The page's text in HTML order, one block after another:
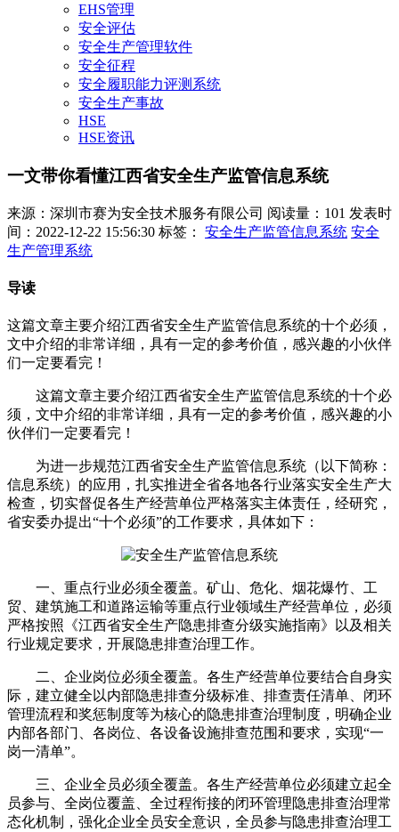
EHS管理
安全评估
安全生产管理软件
安全征程
安全履职能力评测系统
安全生产事故
HSE
HSE资讯
一文带你看懂江西省安全生产监管信息系统
来源：深圳市赛为安全技术服务有限公司 阅读量：101 发表时
间：2022-12-22 15:56:30 标签： 安全生产监管信息系统 安全
生产管理系统
导读
这篇文章主要介绍江西省安全生产监管信息系统的十个必须，
文中介绍的非常详细，具有一定的参考价值，感兴趣的小伙伴
们一定要看完！
这篇文章主要介绍江西省安全生产监管信息系统的十个必
须，文中介绍的非常详细，具有一定的参考价值，感兴趣的小
伙伴们一定要看完！
为进一步规范江西省安全生产监管信息系统（以下简称：
信息系统）的应用，扎实推进全省各地各行业落实安全生产大
检查，切实督促各生产经营单位严格落实主体责任，经研究，
省安委办提出“十个必须”的工作要求，具体如下：
一、重点行业必须全覆盖。矿山、危化、烟花爆竹、工
贸、建筑施工和道路运输等重点行业领域生产经营单位，必须
严格按照《江西省安全生产隐患排查分级实施指南》以及相关
行业规定要求，开展隐患排查治理工作。
二、企业岗位必须全覆盖。各生产经营单位要结合自身实
际，建立健全以内部隐患排查分级标准、排查责任清单、闭环
管理流程和奖惩制度等为核心的隐患排查治理制度，明确企业
内部各部门、各岗位、各设备设施排查范围和要求，实现“一
岗一清单”。
三、企业全员必须全覆盖。各生产经营单位必须建立起全
员参与、全岗位覆盖、全过程衔接的闭环管理隐患排查治理常
态化机制，强化企业全员安全意识，全员参与隐患排查治理工